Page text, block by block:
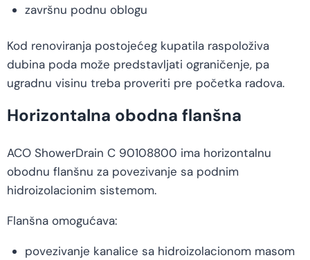
završnu podnu oblogu
Kod renoviranja postojećeg kupatila raspoloživa
dubina poda može predstavljati ograničenje, pa
ugradnu visinu treba proveriti pre početka radova.
Horizontalna obodna flanšna
ACO ShowerDrain C 90108800 ima horizontalnu
obodnu flanšnu za povezivanje sa podnim
hidroizolacionim sistemom.
Flanšna omogućava:
povezivanje kanalice sa hidroizolacionom masom